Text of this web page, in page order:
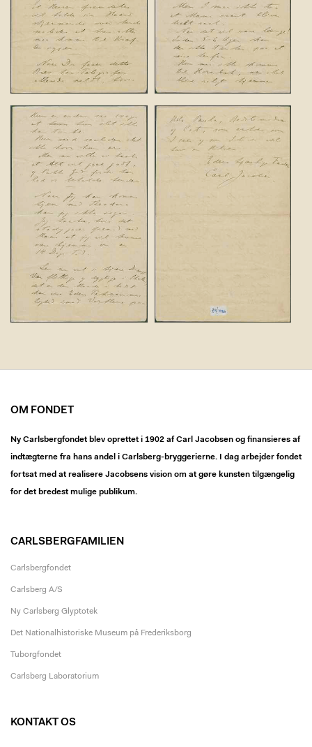
OM FONDET
Ny Carlsbergfondet blev oprettet i 1902 af Carl Jacobsen og finansieres af
indtægterne fra hans andel i Carlsberg-bryggerierne. I dag arbejder fondet
fortsat med at realisere Jacobsens vision om at gøre kunsten tilgængelig
for det bredest mulige publikum.
CARLSBERGFAMILIEN
Carlsbergfondet
Carlsberg A/S
Ny Carlsberg Glyptotek
Det Nationalhistoriske Museum på Frederiksborg
Tuborgfondet
Carlsberg Laboratorium
KONTAKT OS